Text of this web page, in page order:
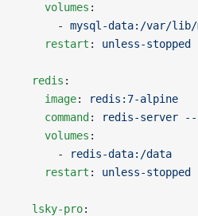
    volumes
:
      -
mysql-data:/var/lib/
    restart
: unless-stopped
  redis
:
    image
:
redis:7-alpine
    command
:
redis-server --
    volumes
:
      -
redis-data:/data
    restart
: unless-stopped
  lsky-pro
: